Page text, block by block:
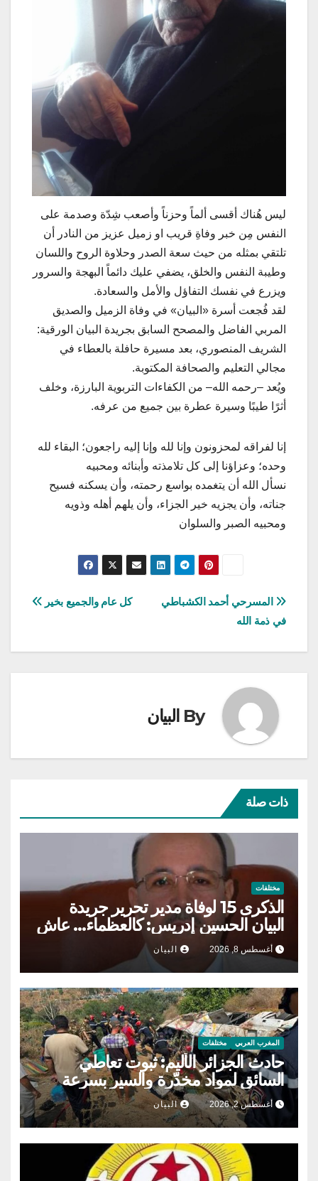
ليس هُناك أقسى ألماً وحزناً وأصعب شِدّة وصدمة على
النفس مِن خبر وفاةِ قريب او زميل عزيز من النادر أن
تلتقي بمثله من حيث سعة الصدر وحلاوة الروح واللسان
وطيبة النفس والخلق، يضفي عليك دائماً البهجة والسرور
ويزرع في نفسك التفاؤل والأمل والسعادة.
لقد فُجعت أسرة «البيان» في وفاة الزميل والصديق
المربي الفاضل والمصحح السابق بجريدة البيان الورقية:
الشريف المنصوري، بعد مسيرة حافلة بالعطاء في
مجالي التعليم والصحافة المكتوبة.
ويُعد –رحمه الله– من الكفاءات التربوية البارزة، وخلف
أثرًا طيبًا وسيرة عطرة بين جميع من عرفه.
إنا لفراقه لمحزونون وإنا لله وإنا إليه راجعون؛ البقاء لله
وحده؛ وعزاؤنا إلى كل تلامذته وأبنائه ومحبيه
نسأل الله أن يتغمده بواسع رحمته، وأن يسكنه فسيح
جناته، وأن يجزيه خير الجزاء، وأن يلهم أهله وذويه
ومحبيه الصبر والسلوان
تصفّح
المقالات
كل عام والجميع بخير
المسرحي أحمد الكشباطي
في ذمة الله
By البيان
ذات صلة
مختلفات
الذكرى 15 لوفاة مدير تحرير جريدة
البيان الحسين إدريس: كالعظماء… عاش
شامخا ورحل واقفا
أغسطس 8, 2026 البيان
المغرب العربي مختلفات
حادث الجزائر الأليم: ثبوت تعاطي
السائق لمواد مخدّرة والسير بسرعة
عالية في منحدر
أغسطس 2, 2026 البيان